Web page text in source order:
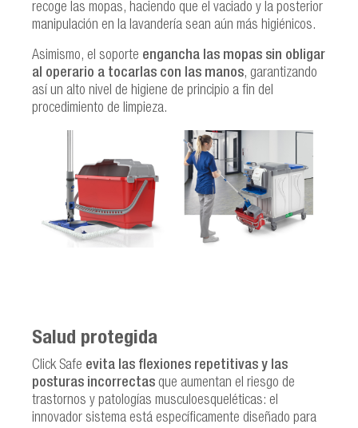
recoge las mopas, haciendo que el vaciado y la posterior
manipulación en la lavandería sean aún más higiénicos.
Asimismo, el soporte engancha las mopas sin obligar
al operario a tocarlas con las manos, garantizando
así un alto nivel de higiene de principio a fin del
procedimiento de limpieza.
Salud protegida
Click Safe evita las flexiones repetitivas y las
posturas incorrectasque aumentan el riesgo de
trastornos y patologías musculoesqueléticas: el
innovador sistema está específicamente diseñado para